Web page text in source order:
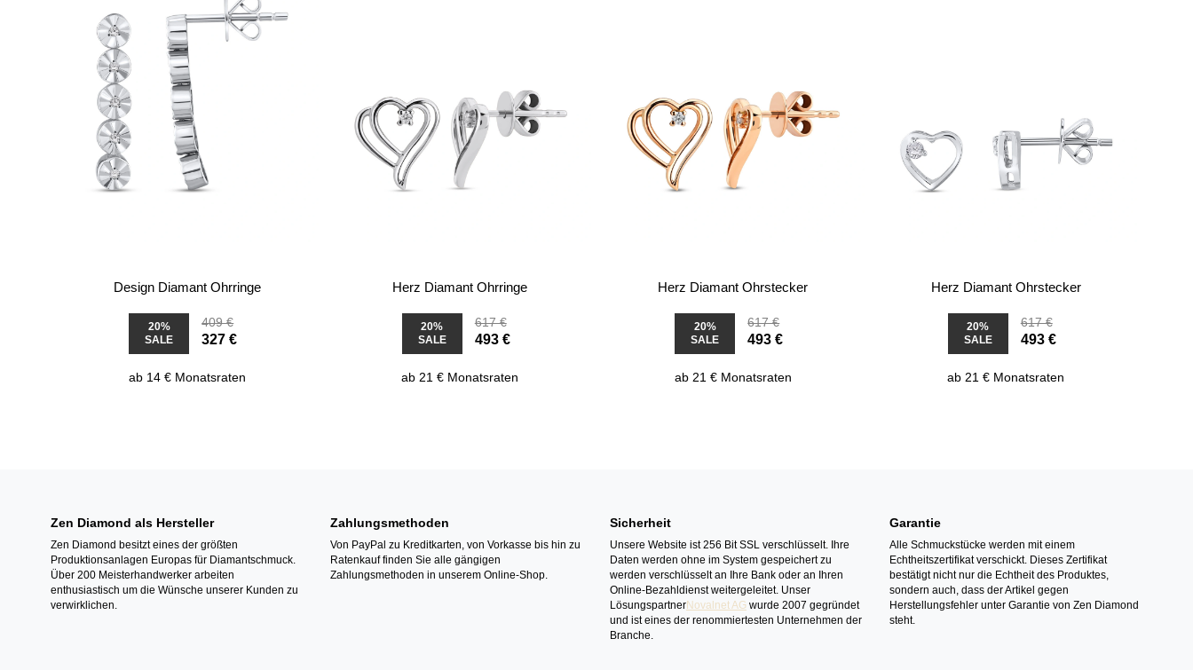
Design Diamant Ohrringe
20%
SALE
409 €
327 €
ab 14 € Monatsraten
Herz Diamant Ohrringe
20%
SALE
617 €
493 €
ab 21 € Monatsraten
Herz Diamant Ohrstecker
20%
SALE
617 €
493 €
ab 21 € Monatsraten
Herz Diamant Ohrstecker
20%
SALE
617 €
493 €
ab 21 € Monatsraten
Zen Diamond als Hersteller
Zen Diamond besitzt eines der größten
Produktionsanlagen Europas für Diamantschmuck.
Über 200 Meisterhandwerker arbeiten
enthusiastisch um die Wünsche unserer Kunden zu
verwirklichen.
Zahlungsmethoden
Von PayPal zu Kreditkarten, von Vorkasse bis hin zu
Ratenkauf finden Sie alle gängigen
Zahlungsmethoden in unserem Online-Shop.
Sicherheit
Unsere Website ist 256 Bit SSL verschlüsselt. Ihre
Daten werden ohne im System gespeichert zu
werden verschlüsselt an Ihre Bank oder an Ihren
Online-Bezahldienst weitergeleitet. Unser
LösungspartnerNovalnet AG wurde 2007 gegründet
und ist eines der renommiertesten Unternehmen der
Branche.
Garantie
Alle Schmuckstücke werden mit einem
Echtheitszertifikat verschickt. Dieses Zertifikat
bestätigt nicht nur die Echtheit des Produktes,
sondern auch, dass der Artikel gegen
Herstellungsfehler unter Garantie von Zen Diamond
steht.